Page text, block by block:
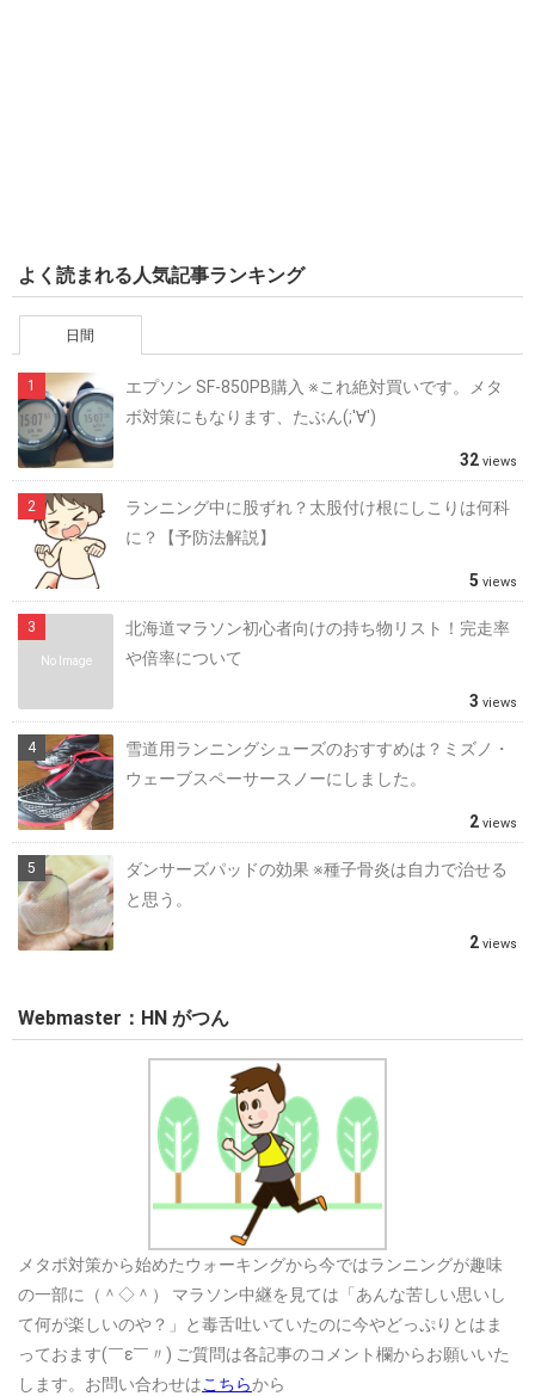
よく読まれる人気記事ランキング
日間
エプソン SF-850PB購入 ※これ絶対買いです。メタ
ボ対策にもなります、たぶん(;'∀')
32 views
ランニング中に股ずれ？太股付け根にしこりは何科
に？【予防法解説】
5 views
No Image
北海道マラソン初心者向けの持ち物リスト！完走率
や倍率について
3 views
雪道用ランニングシューズのおすすめは？ミズノ・
ウェーブスペーサースノーにしました。
2 views
ダンサーズパッドの効果 ※種子骨炎は自力で治せる
と思う。
2 views
Webmaster：HN がつん
メタボ対策から始めたウォーキングから今ではランニングが趣味
の一部に（＾◇＾） マラソン中継を見ては「あんな苦しい思いし
て何が楽しいのや？」と毒舌吐いていたのに今やどっぷりとはま
っておます(￣ε￣〃) ご質問は各記事のコメント欄からお願いいた
します。お問い合わせはこちらから